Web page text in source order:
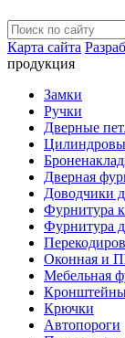
Карта сайта
продукция
Замки
Ручки
Дверные
Дверная
Доводчики
Фурнитура
Фурнитура
Оконная и
Мебельная
Крючки
Автопороги